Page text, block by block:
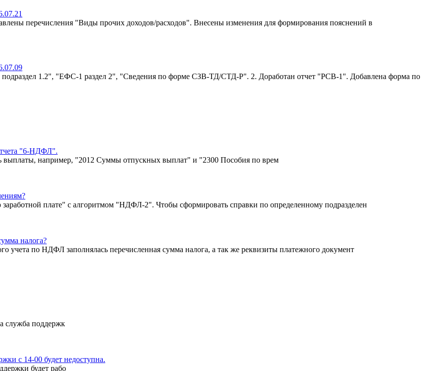
перечисления "Виды прочих доходов/расходов". Внесены изменения для формирования пояснений в
1.2", "ЕФС-1 раздел 2", "Сведения по форме СЗВ-ТД/СТД-Р". 2. Доработан отчет "РСВ-1". Добавлена форма по
"6-НДФЛ".
выплаты, например, "2012 Суммы отпускных выплат" и "2300 Пособия по врем
плате" с алгоритмом "НДФЛ-2". Чтобы сформировать справки по определенному подразделен
налога?
учета по НДФЛ заполнялась перечисленная сумма налога, а так же реквизиты платежного документ
служба поддержк
с 14-00 будет недоступна.
будет рабо